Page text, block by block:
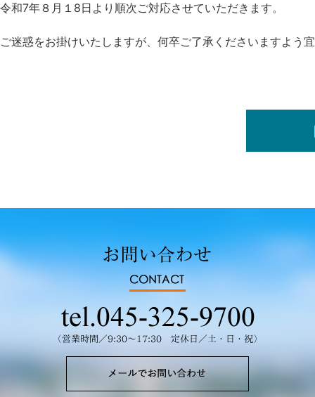
令和7年８月１8日より順次ご対応させていただきます。
ご迷惑をお掛けいたしますが、何卒ご了承くださいますよう